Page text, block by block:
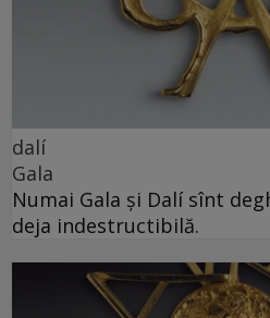
dalí
Gala
Numai Gala și Dalí sînt
deja indestructibilă.